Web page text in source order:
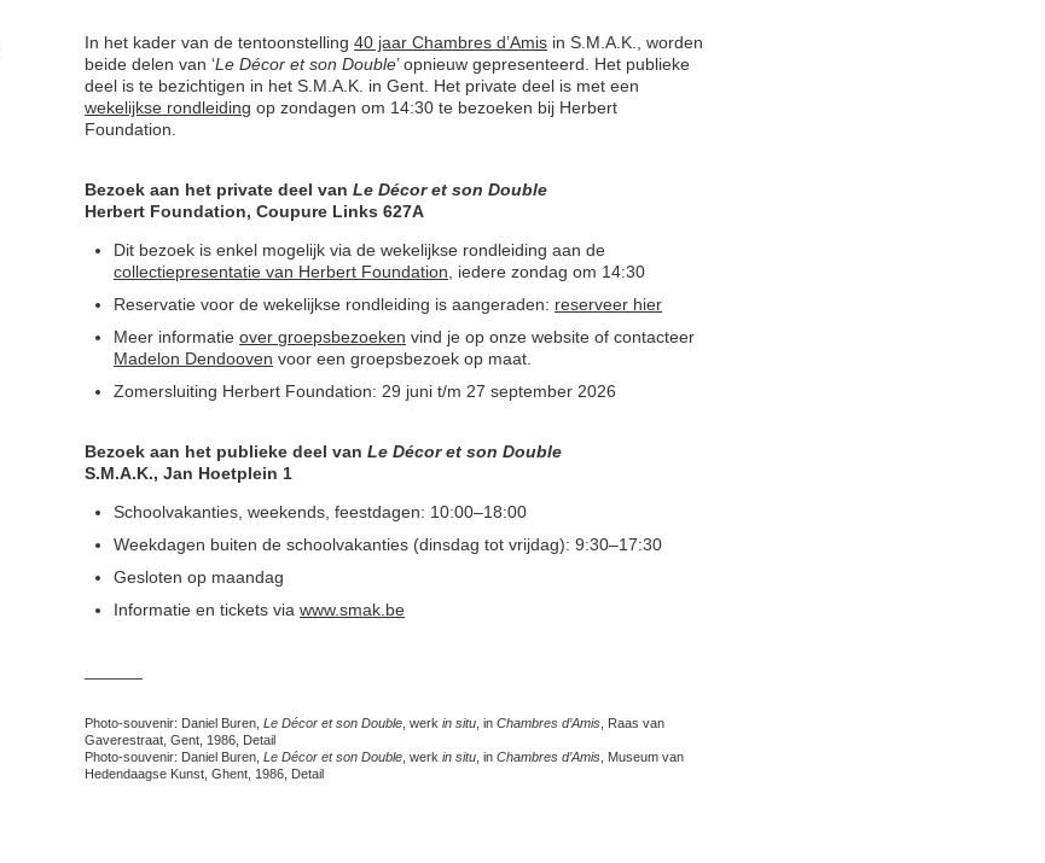
In het kader van de tentoonstelling40 jaar Chambres d’Amis in S.M.A.K., worden
beide delen van ‘Le Décor et son Double’ opnieuw gepresenteerd. Het publieke
deel is te bezichtigen in het S.M.A.K. in Gent. Het private deel is met een
wekelijkse rondleiding op zondagen om 14:30 te bezoeken bij Herbert
Foundation.
Bezoek aan het private deel vanLe Décor et son Double
Herbert Foundation, Coupure Links 627A
Dit bezoek is enkel mogelijk via de wekelijkse rondleiding aan de
collectiepresentatie van Herbert Foundation , iedere zondag om 14:30
Reservatie voor de wekelijkse rondleiding is aangeraden: reserveer hier
Meer informatieover groepsbezoeken vind je op onze website of contacteer
Madelon Dendooven voor een groepsbezoek op maat.
Zomersluiting Herbert Foundation: 29 juni t/m 27 september 2026
Bezoek aan het publieke deel vanLe Décor et son Double
S.M.A.K., Jan Hoetplein 1
Schoolvakanties, weekends, feestdagen: 10:00–18:00
Weekdagen buiten de schoolvakanties (dinsdag tot vrijdag): 9:30–17:30
Gesloten op maandag
Informatie en tickets viawww.smak.be
Photo-souvenir: Daniel Buren,Le Décor et son Double , werkin situ , inChambres d’Amis , Raas van
Gaverestraat, Gent, 1986, Detail
Photo-souvenir: Daniel Buren,Le Décor et son Double , werkin situ , inChambres d’Amis , Museum van
Hedendaagse Kunst, Ghent, 1986, Detail